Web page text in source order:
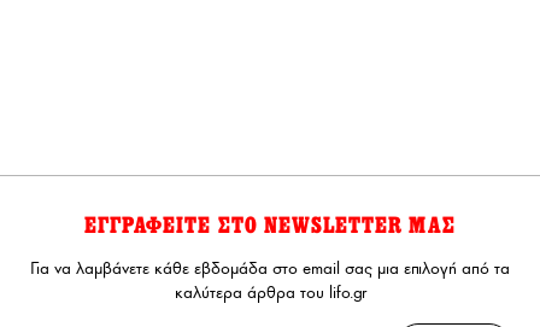
ΕΓΓΡΑΦΕΙΤΕ ΣΤΟ NEWSLETTER ΜΑΣ
Για να λαμβάνετε κάθε εβδομάδα στο email σας μια επιλογή από τα
καλύτερα άρθρα του lifo.gr